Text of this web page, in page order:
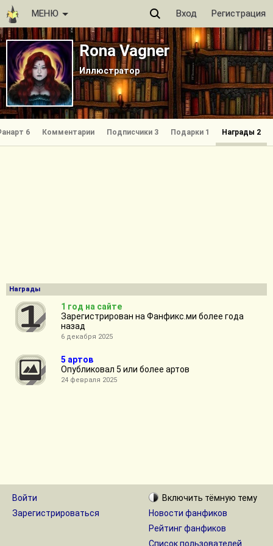
МЕНЮ Вход Регистрация
Rona Vagner
Иллюстратор
6 Комментарии Подписчики 3 Подарки 1 Награды 2
Награды
1 год на сайте
Зарегистрирован на Фанфикс.ми более года
назад
6 декабря 2025
5 артов
Опубликовал 5 или более артов
24 февраля 2025
Войти
Зарегистрироваться
Включить тёмную тему
Новости фанфиков
Рейтинг фанфиков
Список пользователей